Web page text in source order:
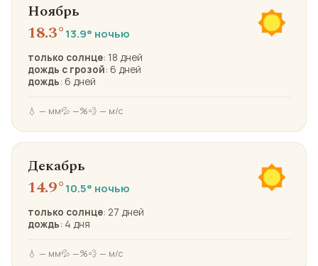
Ноябрь
18.3°13.9° ночью
только солнце: 18 дней
дождь с грозой: 6 дней
дождь: 6 дней
💧 — мм💦 —%💨 — м/с
Декабрь
14.9°10.5° ночью
только солнце: 27 дней
дождь: 4 дня
💧 — мм💦 —%💨 — м/с